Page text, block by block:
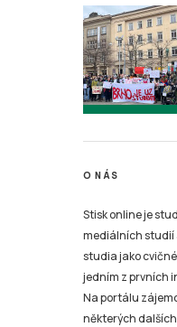
O NÁS
Stisk online je
mediálních studií
studia jako
jedním z prvních
Na portálu
některých